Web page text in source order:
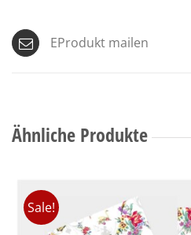
EProdukt mailen
Ähnliche Produkte
Sale!